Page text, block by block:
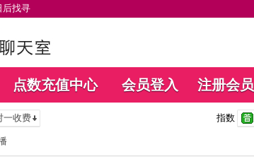
后找寻
点数充值中心 会员登入 注册会员
一收费 指数